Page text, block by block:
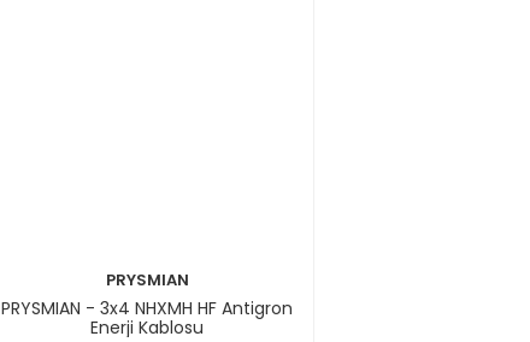
PRYSMIAN
PRYSMIAN - 3x4 NHXMH HF Antigron
Enerji Kablosu